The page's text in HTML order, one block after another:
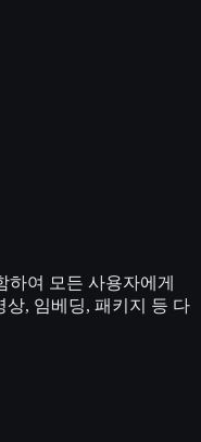
여 모든 사용자에게
, 임베딩, 패키지 등 다